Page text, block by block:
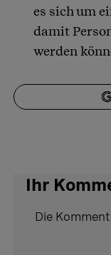
es sich um
damit
werden
Ihr
Die